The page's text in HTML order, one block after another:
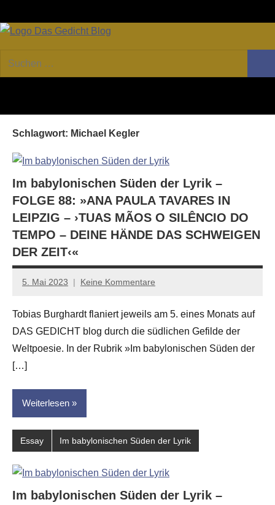
Inhalt
GEDICHT
Forum
von
Essay
und
Kritik
Suchen
nach:
Schlagwort: Michael Kegler
Im babylonischen Süden der Lyrik –
FOLGE 88: »ANA PAULA TAVARES IN
LEIPZIG – ›TUAS MÃOS O SILÊNCIO DO
TEMPO – DEINE HÄNDE DAS SCHWEIGEN
DER ZEIT‹«
5. Mai 2023
Anton
Leitner
Keine Kommentare
Tobias Burghardt flaniert jeweils am 5. eines Monats auf
DAS GEDICHT blog durch die südlichen Gefilde der
Weltpoesie. In der Rubrik »Im babylonischen Süden der
[…]
Weiterlesen
Essay Im babylonischen Süden der Lyrik
Im babylonischen Süden der Lyrik –